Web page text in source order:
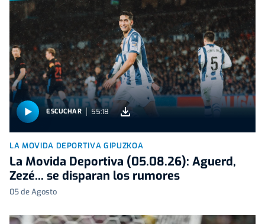
ESCUCHAR 55:18
LA MOVIDA DEPORTIVA GIPUZKOA
La Movida Deportiva (05.08.26): Aguerd,
Zezé... se disparan los rumores
05 de Agosto